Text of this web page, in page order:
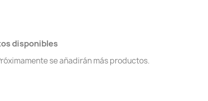
disponibles
se añadirán más productos.